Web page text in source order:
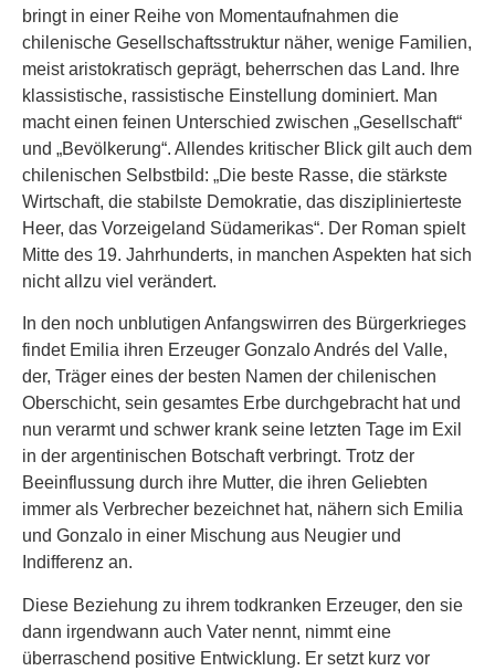
bringt in einer Reihe von Momentaufnahmen die
chilenische Gesellschaftsstruktur näher, wenige Familien,
meist aristokratisch geprägt, beherrschen das Land. Ihre
klassistische, rassistische Einstellung dominiert. Man
macht einen feinen Unterschied zwischen „Gesellschaft“
und „Bevölkerung“. Allendes kritischer Blick gilt auch dem
chilenischen Selbstbild: „Die beste Rasse, die stärkste
Wirtschaft, die stabilste Demokratie, das disziplinierteste
Heer, das Vorzeigeland Südamerikas“. Der Roman spielt
Mitte des 19. Jahrhunderts, in manchen Aspekten hat sich
nicht allzu viel verändert.
In den noch unblutigen Anfangswirren des Bürgerkrieges
findet Emilia ihren Erzeuger Gonzalo Andrés del Valle,
der, Träger eines der besten Namen der chilenischen
Oberschicht, sein gesamtes Erbe durchgebracht hat und
nun verarmt und schwer krank seine letzten Tage im Exil
in der argentinischen Botschaft verbringt. Trotz der
Beeinflussung durch ihre Mutter, die ihren Geliebten
immer als Verbrecher bezeichnet hat, nähern sich Emilia
und Gonzalo in einer Mischung aus Neugier und
Indifferenz an.
Diese Beziehung zu ihrem todkranken Erzeuger, den sie
dann irgendwann auch Vater nennt, nimmt eine
überraschend positive Entwicklung. Er setzt kurz vor